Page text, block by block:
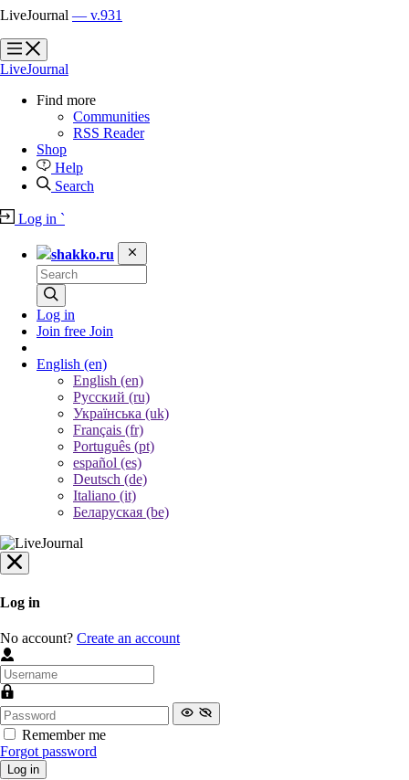
LiveJournal — v.931
?
?
LiveJournal
Find more
Communities
RSS Reader
Shop
Help
Search
Log in `
shakko.ru
Log in
Join free Join
English (en)
English (en)
Русский (ru)
Українська (uk)
Français (fr)
Português (pt)
español (es)
Deutsch (de)
Italiano (it)
Беларуская (be)
Log in
No account? Create an account
Remember me
Forgot password
Log in